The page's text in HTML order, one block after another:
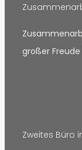
großer
Zweites Büro